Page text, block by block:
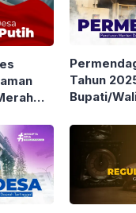
Tahun
Bupati/
Desa/